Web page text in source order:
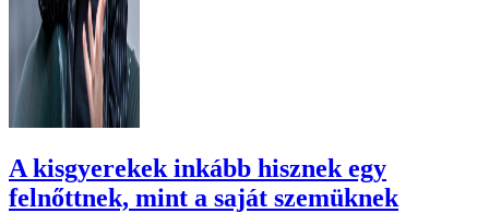
A kisgyerekek inkább hisznek egy
felnőttnek, mint a saját szemüknek